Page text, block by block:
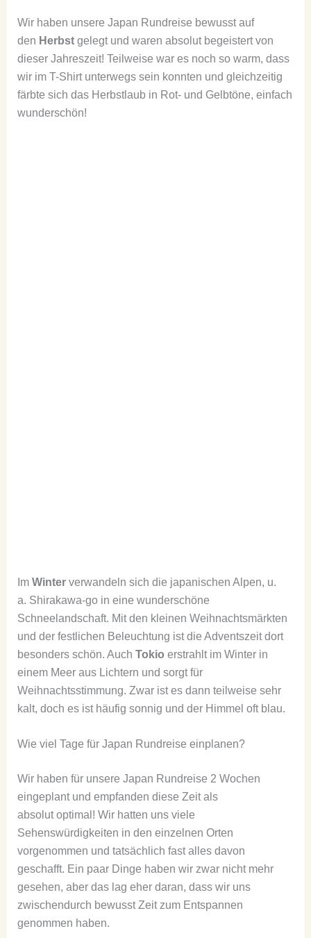
Wir haben unsere Japan Rundreise bewusst auf
den Herbstgelegt und waren absolut begeistert von
dieser Jahreszeit! Teilweise war es noch so warm, dass
wir im T-Shirt unterwegs sein konnten und gleichzeitig
färbte sich das Herbstlaub in Rot- und Gelbtöne, einfach
wunderschön!
Im Winterverwandeln sich die japanischen Alpen, u.
a. Shirakawa-go in eine wunderschöne
Schneelandschaft. Mit den kleinen Weihnachtsmärkten
und der festlichen Beleuchtung ist die Adventszeit dort
besonders schön. Auch Tokio erstrahlt im Winter in
einem Meer aus Lichtern und sorgt für
Weihnachtsstimmung. Zwar ist es dann teilweise sehr
kalt, doch es ist häufig sonnig und der Himmel oft blau.
Wie viel Tage für Japan Rundreise einplanen?
Wir haben für unsere Japan Rundreise 2 Wochen
eingeplant und empfanden diese Zeit als
absolut optimal! Wir hatten uns viele
Sehenswürdigkeiten in den einzelnen Orten
vorgenommen und tatsächlich fast alles davon
geschafft. Ein paar Dinge haben wir zwar nicht mehr
gesehen, aber das lag eher daran, dass wir uns
zwischendurch bewusst Zeit zum Entspannen
genommen haben.